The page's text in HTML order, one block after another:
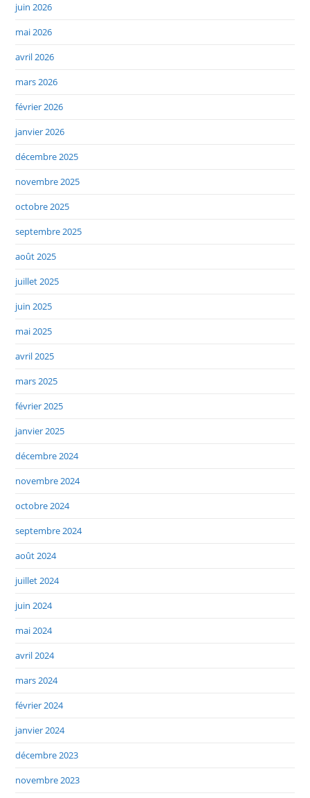
juin 2026
mai 2026
avril 2026
mars 2026
février 2026
janvier 2026
décembre 2025
novembre 2025
octobre 2025
septembre 2025
août 2025
juillet 2025
juin 2025
mai 2025
avril 2025
mars 2025
février 2025
janvier 2025
décembre 2024
novembre 2024
octobre 2024
septembre 2024
août 2024
juillet 2024
juin 2024
mai 2024
avril 2024
mars 2024
février 2024
janvier 2024
décembre 2023
novembre 2023